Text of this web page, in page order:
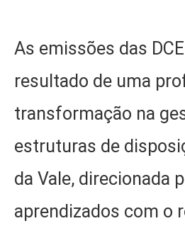
As emissões das
resultado de uma
transformação na
estruturas de
da Vale, direcionada
aprendizados com o